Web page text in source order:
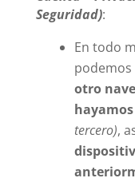
Seguridad):
En todo
podemos
otro
tercero),